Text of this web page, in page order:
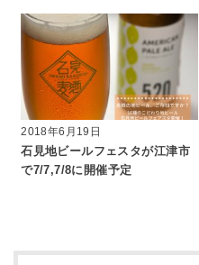
2018年6月19日
石見地ビールフェスタが江津市
で7/7,7/8に開催予定